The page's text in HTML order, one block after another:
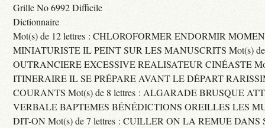
Grille No 6992 Difficile
Dictionnaire
Mot(s) de 12 lettres : CHLOROFORMER ENDORMIR
MINIATURISTE IL PEINT SUR LES MANUSCRITS Mot(s) de
OUTRANCIERE EXCESSIVE REALISATEUR CINÉASTE
ITINERAIRE IL SE PRÉPARE AVANT LE DÉPART
COURANTS Mot(s) de 8 lettres : ALGARADE BRUSQUE
VERBALE BAPTEMES BÉNÉDICTIONS OREILLES LES
DIT-ON Mot(s) de 7 lettres : CUILLER ON LA REMUE DANS